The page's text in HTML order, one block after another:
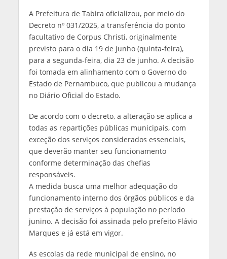
A Prefeitura de Tabira oficializou, por meio do
Decreto nº 031/2025, a transferência do ponto
facultativo de Corpus Christi, originalmente
previsto para o dia 19 de junho (quinta-feira),
para a segunda-feira, dia 23 de junho. A decisão
foi tomada em alinhamento com o Governo do
Estado de Pernambuco, que publicou a mudança
no Diário Oficial do Estado.
De acordo com o decreto, a alteração se aplica a
todas as repartições públicas municipais, com
exceção dos serviços considerados essenciais,
que deverão manter seu funcionamento
conforme determinação das chefias
responsáveis.
A medida busca uma melhor adequação do
funcionamento interno dos órgãos públicos e da
prestação de serviços à população no período
junino. A decisão foi assinada pelo prefeito Flávio
Marques e já está em vigor.
As escolas da rede municipal de ensino, no